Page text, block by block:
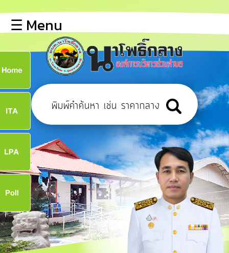
หลัก
ข้อมูล
พื้น
ฐาน
บุคลากร
แผน
ยุทธศาสตร์
ข่าวสาร
การ
เปิด
เผย
ข้อมูล
สาธารณะ
OIT
☰ Menu